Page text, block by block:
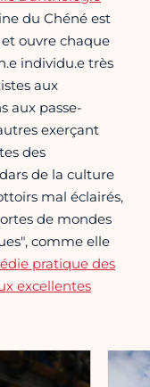
du Chéné est
et ouvre chaque
individu.e très
aux
aux passe-
exerçant
des
de la culture
mal éclairés,
de mondes
comme elle
pratique des
excellentes